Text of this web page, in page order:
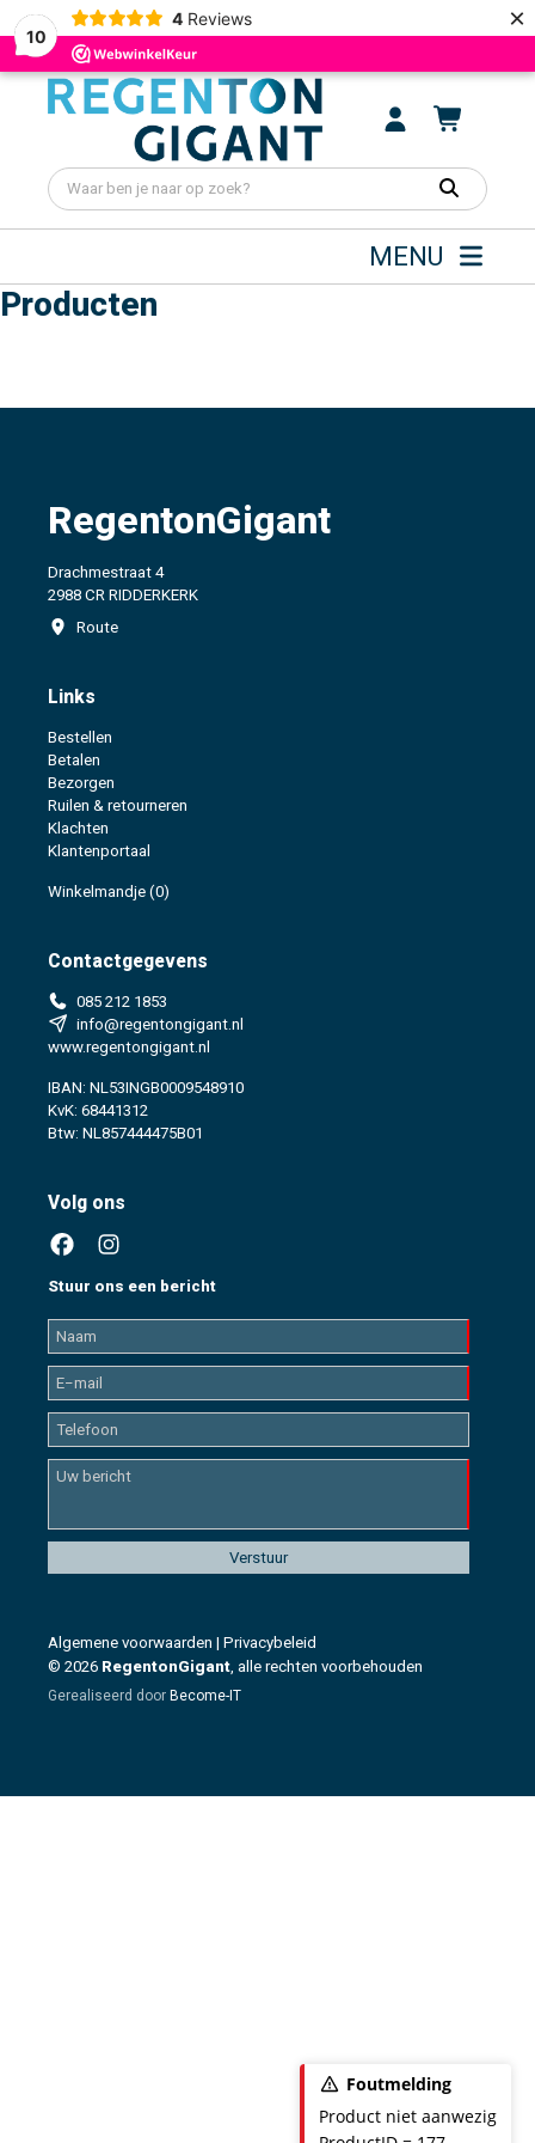
10
4 Reviews ×
MENU
Producten
RegentonGigant
Drachmestraat 4
2988 CR RIDDERKERK
Route
Links
Bestellen
Betalen
Bezorgen
Ruilen & retourneren
Klachten
Klantenportaal
Winkelmandje (0)
Contactgegevens
085 212 1853
info@regentongigant.nl
www.regentongigant.nl
IBAN: NL53INGB0009548910
KvK: 68441312
Btw: NL857444475B01
Volg ons
Stuur ons een bericht
Algemene voorwaarden | Privacybeleid
© 2026 RegentonGigant, alle rechten voorbehouden
Gerealiseerd door Become-IT
Foutmelding
Product niet aanwezig